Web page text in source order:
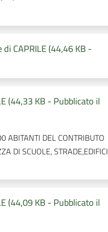
CAPRILE (44,46 KB -
(44,33 KB - Pubblicato il
ABITANTI DEL CONTRIBUTO
DI SCUOLE, STRADE,EDIFICI
(44,09 KB - Pubblicato il